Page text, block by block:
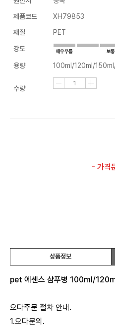
제품코드
XH79853
재질
PET
강도
용량 100ml/120ml/
수량
- 가격
상품정보
pet 에센스 샴푸병 100ml/
오다주문 절차 안내.
1.오다문의.